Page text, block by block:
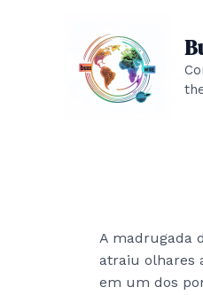
A madrugada
atraiu olhares
em um dos